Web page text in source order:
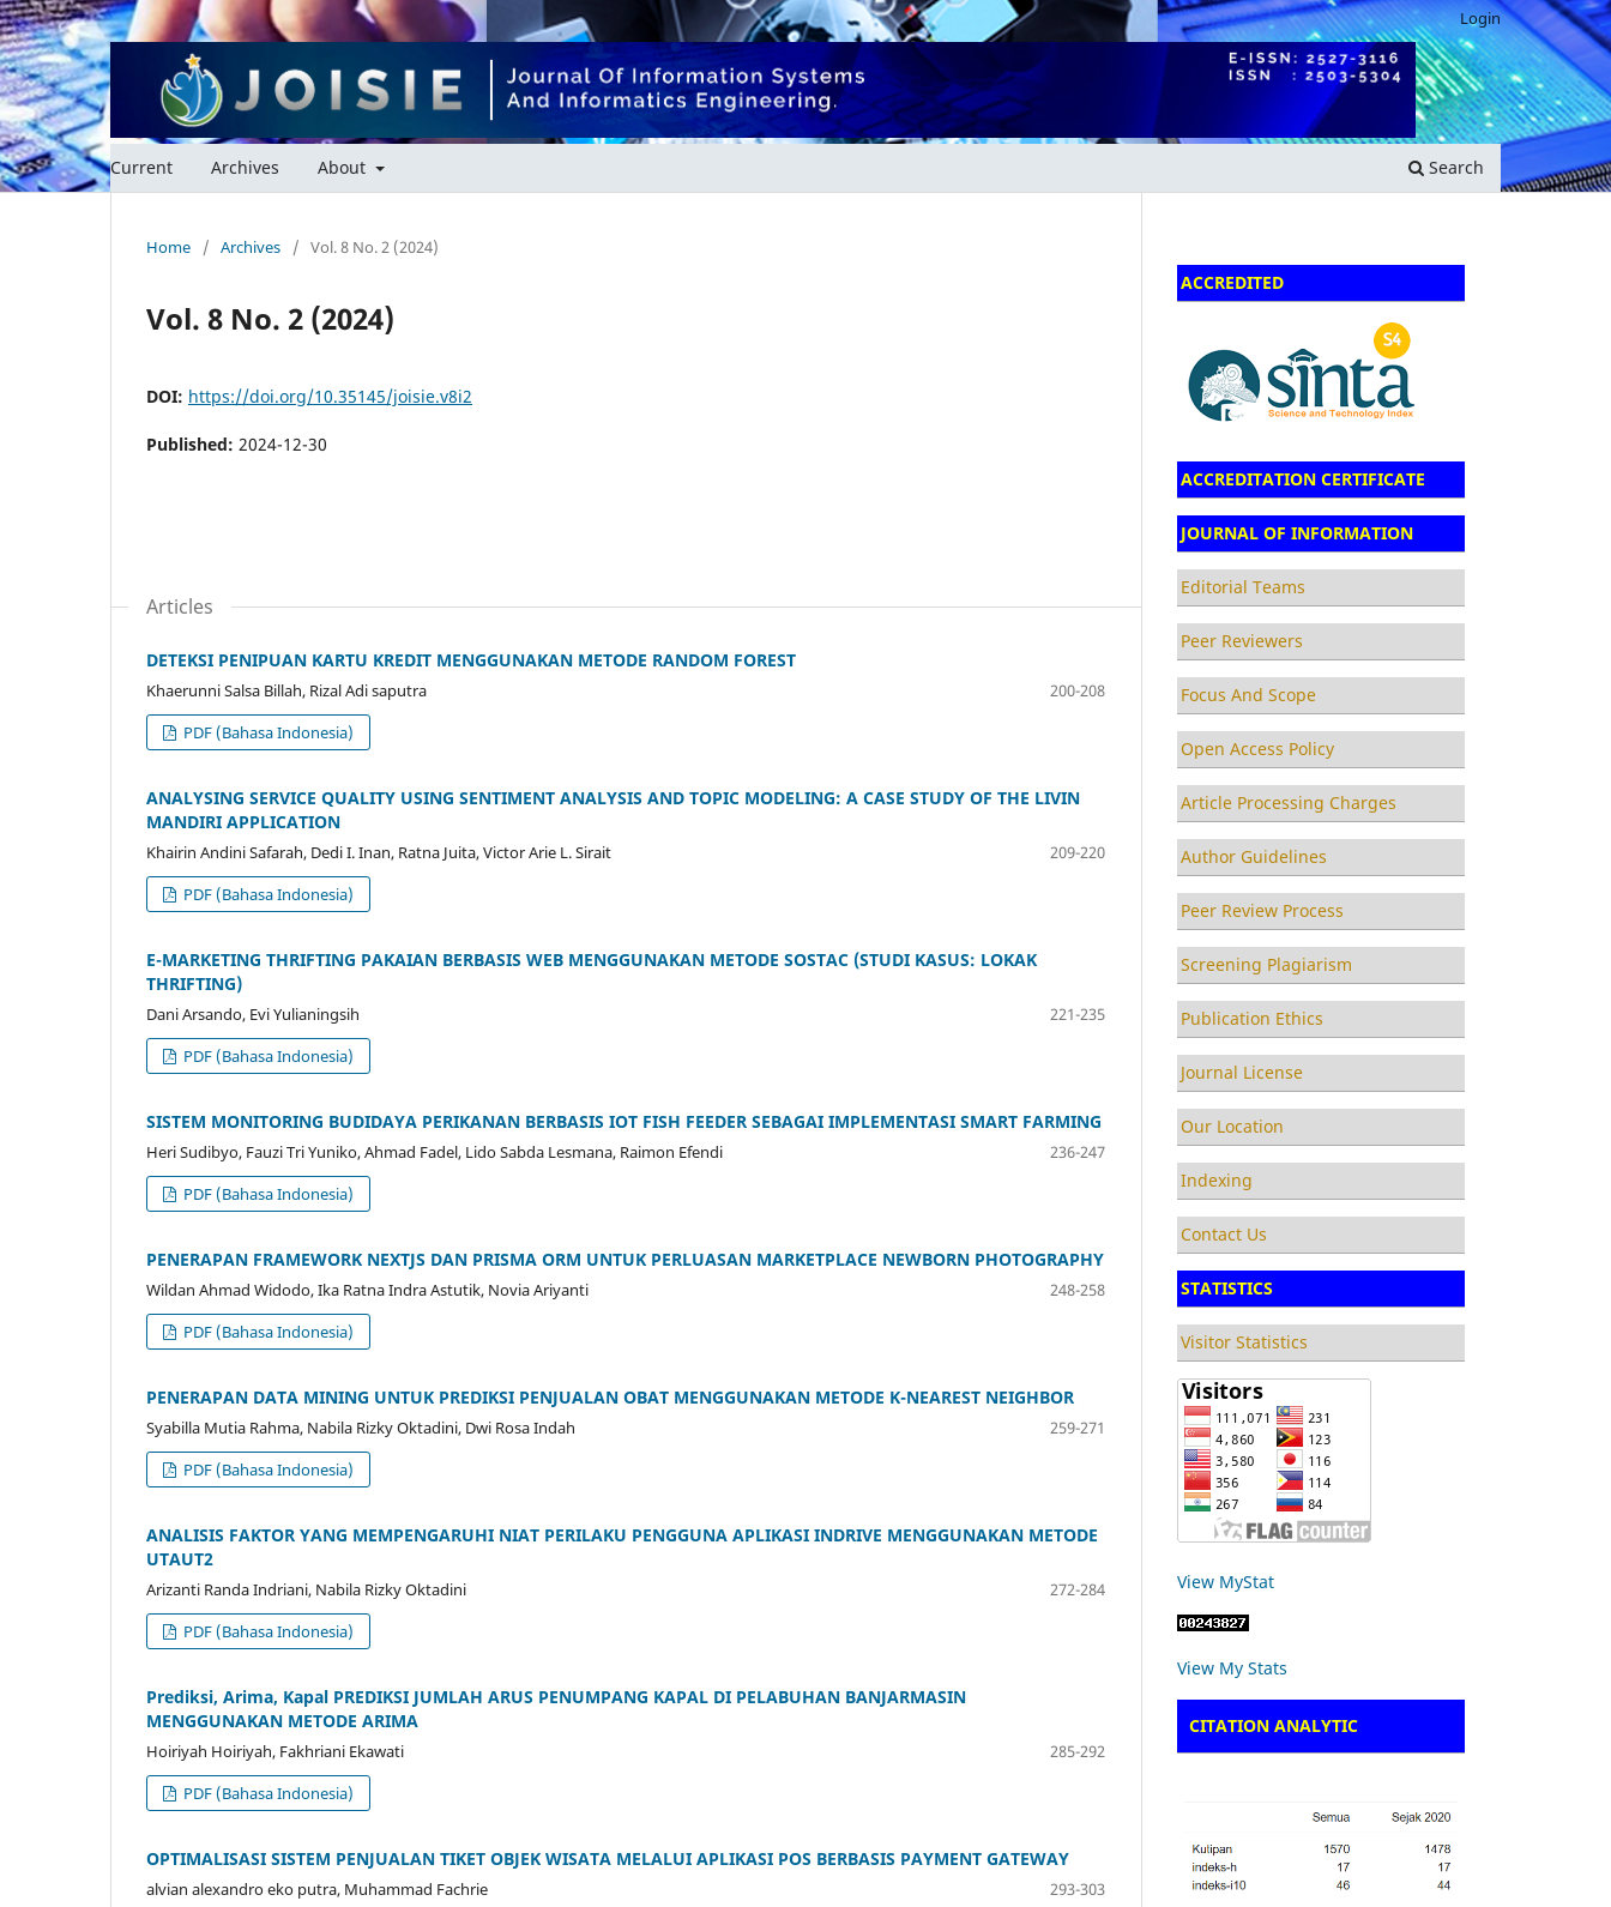
Current Archives About Search
Login
Home / Archives / Vol. 8 No. 2 (2024)
Vol. 8 No. 2 (2024)
DOI: https://doi.org/10.35145/joisie.v8i2
Published: 2024-12-30
Articles
DETEKSI PENIPUAN KARTU KREDIT MENGGUNAKAN METODE RANDOM FOREST
Khaerunni Salsa Billah, Rizal Adi saputra
200-208
PDF (Bahasa Indonesia)
ANALYSING SERVICE QUALITY USING SENTIMENT ANALYSIS AND TOPIC MODELING: A CASE STUDY OF THE LIVIN
MANDIRI APPLICATION
Khairin Andini Safarah, Dedi I. Inan, Ratna Juita, Victor Arie L. Sirait
209-220
PDF (Bahasa Indonesia)
E-MARKETING THRIFTING PAKAIAN BERBASIS WEB MENGGUNAKAN METODE SOSTAC (STUDI KASUS: LOKAK
THRIFTING)
Dani Arsando, Evi Yulianingsih
221-235
PDF (Bahasa Indonesia)
SISTEM MONITORING BUDIDAYA PERIKANAN BERBASIS IOT FISH FEEDER SEBAGAI IMPLEMENTASI SMART FARMING
Heri Sudibyo, Fauzi Tri Yuniko, Ahmad Fadel, Lido Sabda Lesmana, Raimon Efendi
236-247
PDF (Bahasa Indonesia)
PENERAPAN FRAMEWORK NEXTJS DAN PRISMA ORM UNTUK PERLUASAN MARKETPLACE NEWBORN PHOTOGRAPHY
Wildan Ahmad Widodo, Ika Ratna Indra Astutik, Novia Ariyanti
248-258
PDF (Bahasa Indonesia)
PENERAPAN DATA MINING UNTUK PREDIKSI PENJUALAN OBAT MENGGUNAKAN METODE K-NEAREST NEIGHBOR
Syabilla Mutia Rahma, Nabila Rizky Oktadini, Dwi Rosa Indah
259-271
PDF (Bahasa Indonesia)
ANALISIS FAKTOR YANG MEMPENGARUHI NIAT PERILAKU PENGGUNA APLIKASI INDRIVE MENGGUNAKAN METODE
UTAUT2
Arizanti Randa Indriani, Nabila Rizky Oktadini
272-284
PDF (Bahasa Indonesia)
Prediksi, Arima, Kapal PREDIKSI JUMLAH ARUS PENUMPANG KAPAL DI PELABUHAN BANJARMASIN
MENGGUNAKAN METODE ARIMA
Hoiriyah Hoiriyah, Fakhriani Ekawati
285-292
PDF (Bahasa Indonesia)
OPTIMALISASI SISTEM PENJUALAN TIKET OBJEK WISATA MELALUI APLIKASI POS BERBASIS PAYMENT GATEWAY
alvian alexandro eko putra, Muhammad Fachrie
293-303
ACCREDITED
ACCREDITATION CERTIFICATE
JOURNAL OF INFORMATION
Editorial Teams
Peer Reviewers
Focus And Scope
Open Access Policy
Article Processing Charges
Author Guidelines
Peer Review Process
Screening Plagiarism
Publication Ethics
Journal License
Our Location
Indexing
Contact Us
STATISTICS
Visitor Statistics
View MyStat
View My Stats
CITATION ANALYTIC